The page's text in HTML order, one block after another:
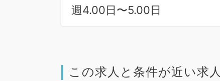
週4.00日〜5.00日
この求人と条件が近い求人